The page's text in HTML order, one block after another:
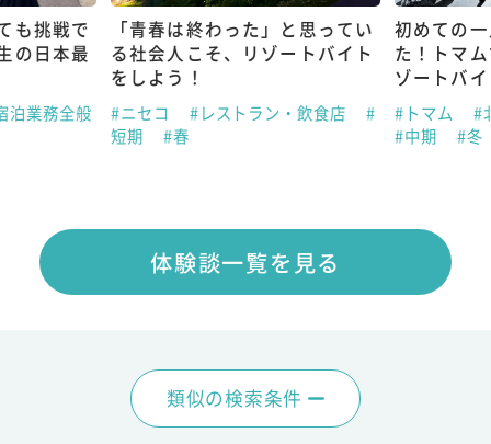
も挑戦で
の日本最
泊業務全般
「青春は終わった」と思ってい
る社会人こそ、リゾートバイト
をしよう！
#ニセコ #レストラン・飲食店
#
短期
#春
初めての
た！トマ
ゾートバ
#トマム
#
#中期
#冬
体験談一覧を見る
類似の検索条件